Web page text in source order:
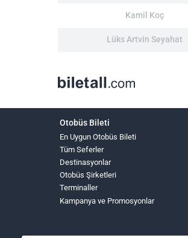
Kamil Koç
Lüks Artvin Seyahat
Otobüs Bileti
En Uygun Otobüs Bileti
Tüm Seferler
Destinasyonlar
Otobüs Şirketleri
Terminaller
Kampanya ve Promosyonlar